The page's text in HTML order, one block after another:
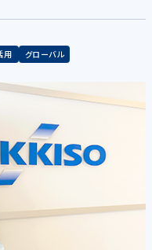
用 グローバル